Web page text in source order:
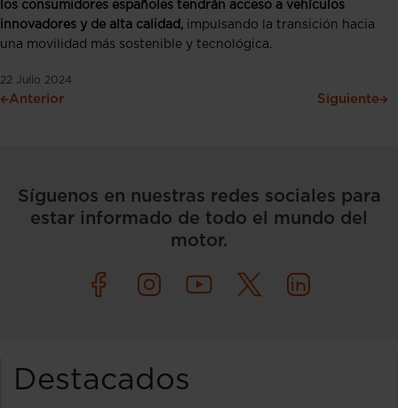
los consumidores españoles tendrán acceso a vehículos
innovadores y de alta calidad, impulsando la transición hacia
una movilidad más sostenible y tecnológica.
22 Julio 2024
Anterior Siguiente
Síguenos en nuestras redes sociales para
estar informado de todo el mundo del
motor.
Destacados